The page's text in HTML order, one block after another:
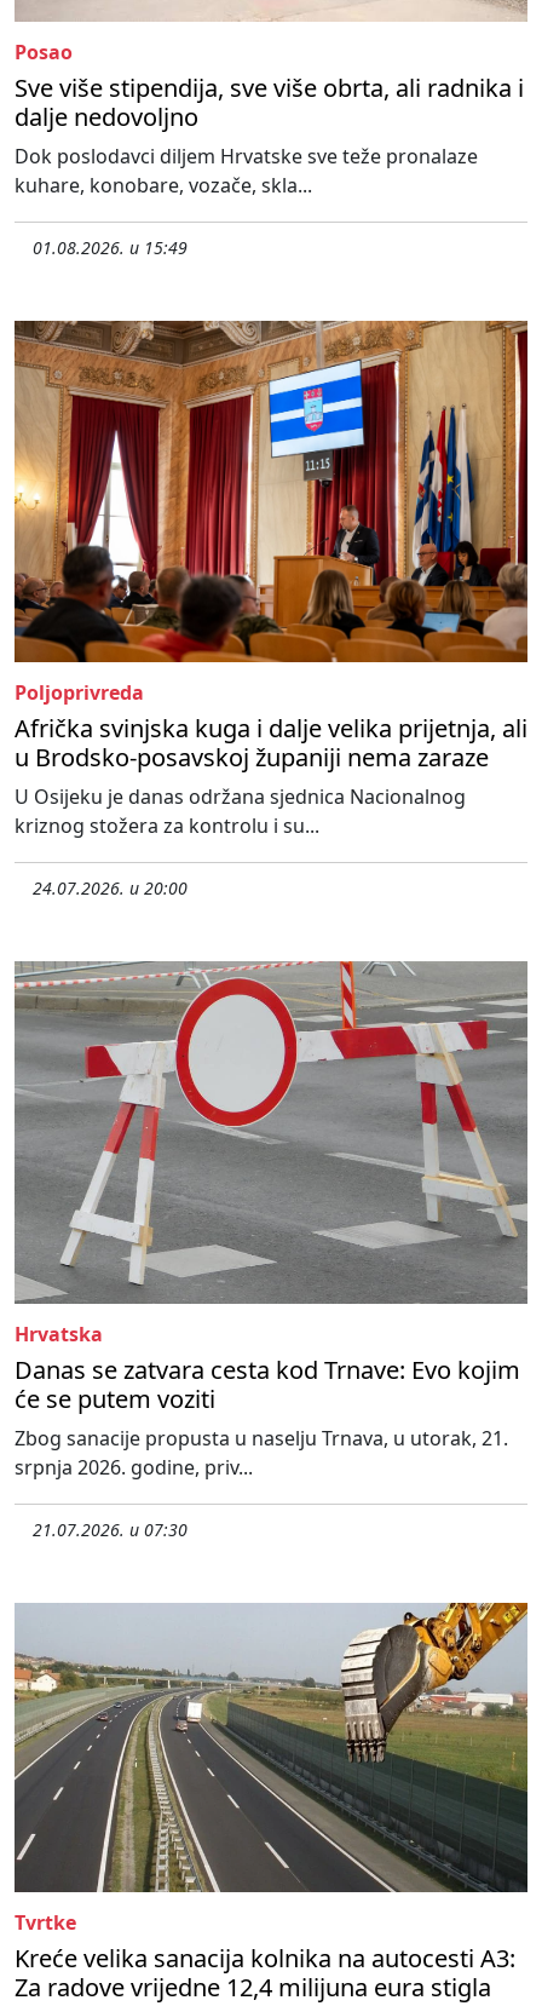
Posao
Sve više stipendija, sve više obrta, ali radnika i
dalje nedovoljno
Dok poslodavci diljem Hrvatske sve teže pronalaze
kuhare, konobare, vozače, skla...
01.08.2026. u 15:49
Poljoprivreda
Afrička svinjska kuga i dalje velika prijetnja, ali
u Brodsko-posavskoj županiji nema zaraze
U Osijeku je danas održana sjednica Nacionalnog
kriznog stožera za kontrolu i su...
24.07.2026. u 20:00
Hrvatska
Danas se zatvara cesta kod Trnave: Evo kojim
će se putem voziti
Zbog sanacije propusta u naselju Trnava, u utorak, 21.
srpnja 2026. godine, priv...
21.07.2026. u 07:30
Tvrtke
Kreće velika sanacija kolnika na autocesti A3:
Za radove vrijedne 12,4 milijuna eura stigla